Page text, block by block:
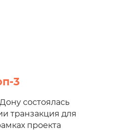
3
состоялась
транзакция для
проекта